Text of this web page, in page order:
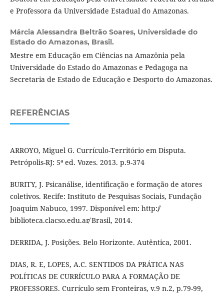
e Professora da Universidade Estadual do Amazonas.
Márcia Alessandra Beltrão Soares, Universidade do
Estado do Amazonas, Brasil.
Mestre em Educação em Ciências na Amazônia pela
Universidade do Estado do Amazonas e Pedagoga na
Secretaria de Estado de Educação e Desporto do Amazonas.
REFERÊNCIAS
ARROYO, Miguel G. Currículo-Território em Disputa.
Petrópolis-RJ: 5ª ed. Vozes. 2013. p.9-374
BURITY, J. Psicanálise, identificação e formação de atores
coletivos. Recife: Instituto de Pesquisas Sociais, Fundação
Joaquim Nabuco, 1997. Disponível em: http:/̸
biblioteca.clacso.edu.ar̸ Brasil, 2014.
DERRIDA, J. Posições. Belo Horizonte. Autêntica, 2001.
DIAS, R. E, LOPES, A.C. SENTIDOS DA PRÁTICA NAS
POLÍTICAS DE CURRÍCULO PARA A FORMAÇÃO DE
PROFESSORES. Currículo sem Fronteiras, v.9 n.2, p.79-99,